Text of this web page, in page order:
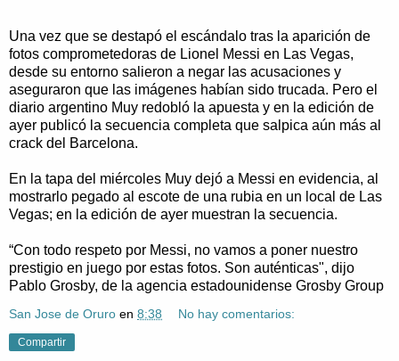
Una vez que se destapó el escándalo tras la aparición de
fotos comprometedoras de Lionel Messi en Las Vegas,
desde su entorno salieron a negar las acusaciones y
aseguraron que las imágenes habían sido trucada. Pero el
diario argentino Muy redobló la apuesta y en la edición de
ayer publicó la secuencia completa que salpica aún más al
crack del Barcelona.
En la tapa del miércoles Muy dejó a Messi en evidencia, al
mostrarlo pegado al escote de una rubia en un local de Las
Vegas; en la edición de ayer muestran la secuencia.
“Con todo respeto por Messi, no vamos a poner nuestro
prestigio en juego por estas fotos. Son auténticas", dijo
Pablo Grosby, de la agencia estadounidense Grosby Group
San Jose de Oruro en 8:38 No hay comentarios:
Compartir